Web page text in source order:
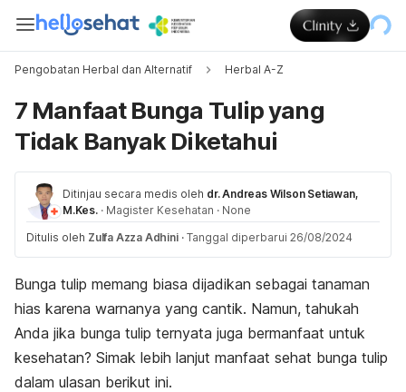
Pengobatan Herbal dan Alternatif Herbal A-Z
7 Manfaat Bunga Tulip yang
Tidak Banyak Diketahui
Ditinjau secara medis oleh dr. Andreas Wilson Setiawan,
M.Kes. · Magister Kesehatan · None
Ditulis oleh Zulfa Azza Adhini · Tanggal diperbarui 26/08/2024
Bunga tulip memang biasa dijadikan sebagai tanaman
hias karena warnanya yang cantik. Namun, tahukah
Anda jika bunga tulip ternyata juga bermanfaat untuk
kesehatan? Simak lebih lanjut manfaat sehat bunga tulip
dalam ulasan berikut ini.